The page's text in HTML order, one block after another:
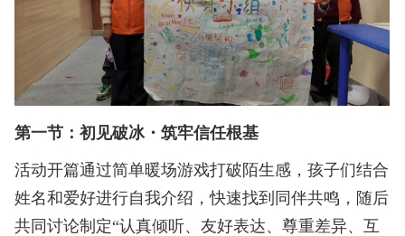
第一节：初见破冰・筑牢信任根基
活动开篇通过简单暖场游戏打破陌生感，孩子们结合
姓名和爱好进行自我介绍，快速找到同伴共鸣，随后
共同讨论制定“认真倾听、友好表达、尊重差异、互